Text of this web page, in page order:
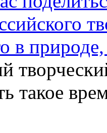
в
такое